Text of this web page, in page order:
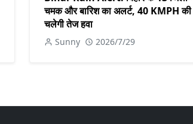
चमक और बारिश का अलर्ट, 40 KMPH की
चलेगी तेज हवा
Sunny 2026/7/29